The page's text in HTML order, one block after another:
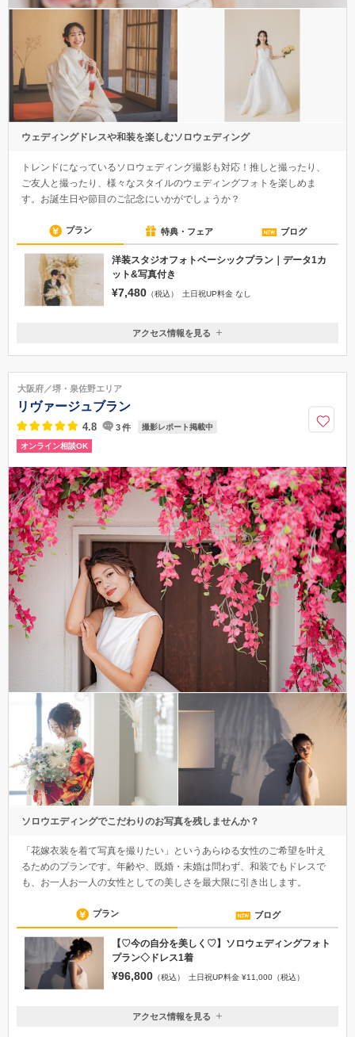
ウェディングドレスや和装を楽しむソロウェディング
トレンドになっているソロウェディング撮影も対応！推しと撮ったり、
ご友人と撮ったり、様々なスタイルのウェディングフォトを楽しめま
す。お誕生日や節目のご記念にいかがでしょうか？
プラン 特典・フェア ブログ
洋装スタジオフォトベーシックプラン｜データ1カ
ット&写真付き
¥7,480 （税込） 土日祝UP料金 なし
大阪府大阪市浪速区湊町1丁目4-1OCATビル3階
0120-716-080
アクセス情報を見る
大阪府／堺・泉佐野エリア
リヴァージュブラン
4.8 3件 撮影レポート掲載中
オンライン相談OK
ソロウエディングでこだわりのお写真を残しませんか？
「花嫁衣装を着て写真を撮りたい」というあらゆる女性のご希望を叶え
るためのプランです。年齢や、既婚・未婚は問わず、和装でもドレスで
も、お一人お一人の女性としての美しさを最大限に引き出します。
プラン ブログ
【♡今の自分を美しく♡】ソロウェディングフォト
プラン◇ドレス1着
¥96,800 （税込） 土日祝UP料金 ¥11,000（税込）
アクセス情報を見る